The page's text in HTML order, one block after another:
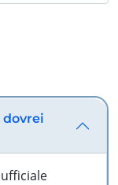
dovrei